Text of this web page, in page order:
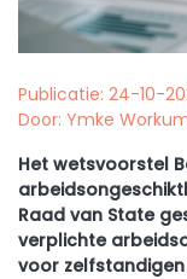
Publicatie: 24-10-
Door: Ymke
Het wetsvoorstel
Raad van State
verplichte
voor